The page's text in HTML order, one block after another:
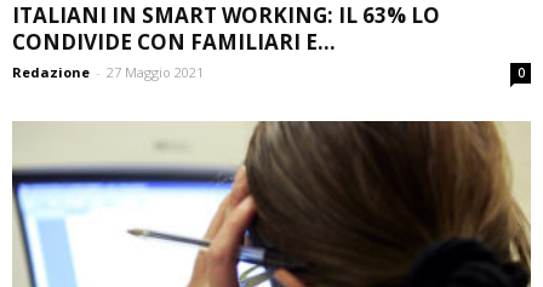
ITALIANI IN SMART WORKING: IL 63% LO
CONDIVIDE CON FAMILIARI E...
Redazione - 27 Maggio 2021 0